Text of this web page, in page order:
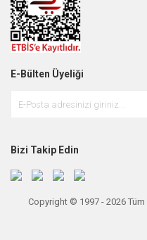
E-Bülten Üyeliği
Bizi Takip Edin
Copyright © 1997 - 2026 Tüm